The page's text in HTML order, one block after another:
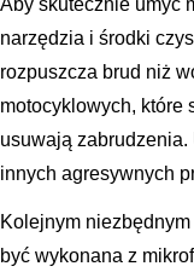
Aby skutecznie umyć
narzędzia i środki
rozpuszcza brud niż
motocyklowych, które
usuwają
innych agresywnych
Kolejnym
być wykonana z